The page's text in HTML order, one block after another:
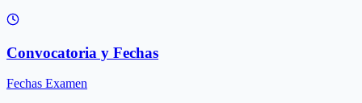
Convocatoria y Fechas
Fechas Examen